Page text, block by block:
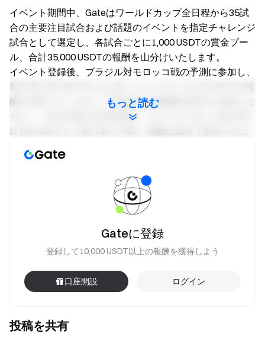
イベント期間中、Gateはワールドカップ全日程から35試
合の主要注目試合および話題のイベントを指定チャレンジ
試合として選定し、各試合ごとに1,000 USDTの賞金プー
ル、合計35,000 USDTの報酬を山分けいたします。
イベント登録後、ブラジル対モロッコ戦の予測に参加し、
取引高が50 USDT以上に達したユーザーには10 USDTの報
酬を進呈いたします。予測結果は報酬獲得条件に影響しま
せん。（各日先着100名様限定。1ユーザーあたり最大累
計200 USDTまで受け取り可能。報酬は週次で配布されま
特典2：新規ユーザー限定特典、10,000 USDT報酬
イベント期間中、Gate予測市場に初めて参加し、いずれ
かのワールドカップ注目試合予測で取引高が20 USDT以上
に達した新規ユーザーには、10 USDTの新規ユーザー報酬
本特典は特典1との重複受取不可。報酬は週次で配布され
ます。）
特典3：サンシャイン賞、5,000 USDT賞金プールを
もっと読む
投稿を共有
Gateに登録
登録して10,000 USDT以上の報酬を獲得しよう
口座開設 ログイン